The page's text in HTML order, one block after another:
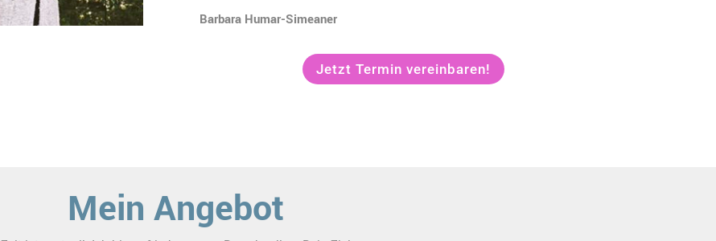
Barbara Humar-Simeaner
Jetzt Termin vereinbaren!
Mein Angebot